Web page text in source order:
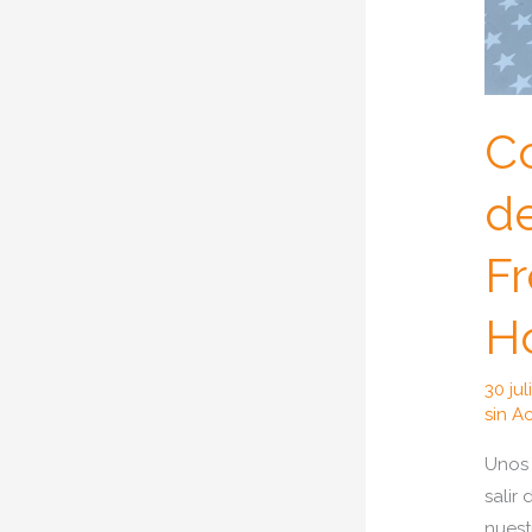
30
sin
salir